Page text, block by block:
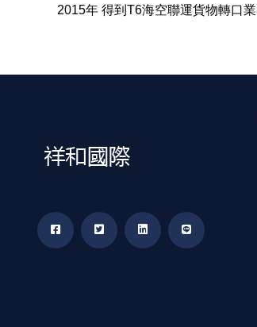
2015年 得到T6海空聯運貨物轉口